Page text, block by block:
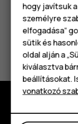
Hasznosnak
Igen Nem
Fedezd fel
hogy javítsuk
személyre
elfogadása“
sütik és
oldal alján a
kiválasztva
beállításokat.
vonatkozó